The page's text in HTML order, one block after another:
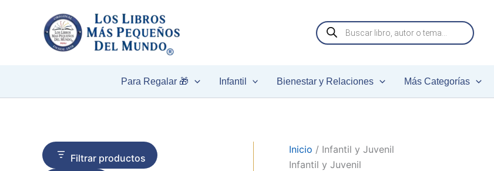
contenido
Búsqueda
de
productos
Para Regalar 🎁 Infantil Bienestar y Relaciones Más Categorías
Filtrar productos
t
e
a
Inicio / Infantil y Juvenil
Infantil y Juvenil